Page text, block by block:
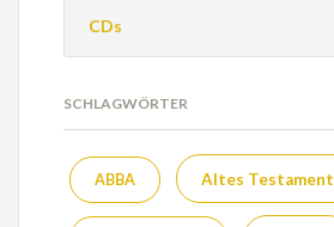
CDs
SCHLAGWÖRTER
ABBA Altes Testament